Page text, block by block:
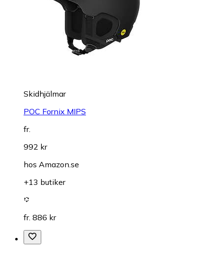
Skidhjälmar
POC Fornix MIPS
fr.
992 kr
hos Amazon.se
+13 butiker
fr. 886 kr